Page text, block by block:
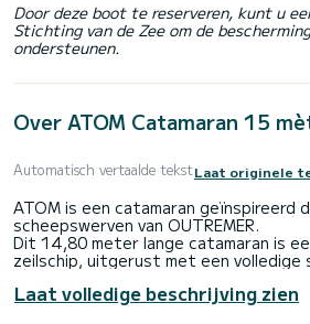
Door deze boot te reserveren, kunt u
Stichting van de Zee om de
ondersteunen.
Over ATOM Catamaran 15
Automatisch vertaalde tekstLaat originele
ATOM is een catamaran geïnspireerd
scheepswerven van OUTREMER.
Dit 14,80 meter lange catamaran is
zeilschip, uitgerust met een
We zijn momenteel gevestigd in Saint
Laat volledige beschrijving zien